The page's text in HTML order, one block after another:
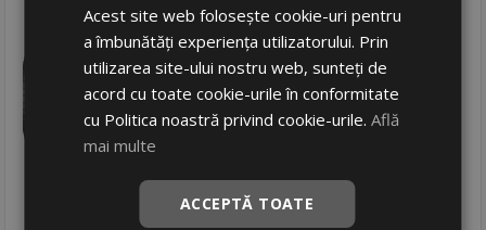
215/55 R16 97V
Turisme
Consum B
Aderenta C
Zgomot
466RON
600 RON 22
Acest site web folosește cookie-uri pentru
a îmbunătăți experiența utilizatorului. Prin
utilizarea site-ului nostru web, sunteți de
acord cu toate cookie-urile în conformitate
cu Politica noastră privind cookie-urile.Află
mai multe
ACCEPTĂ TOATE